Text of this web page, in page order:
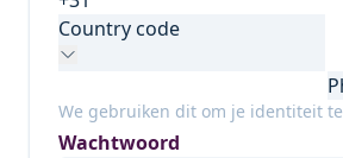
Country code
We gebruiken dit om je identiteit
Wachtwoord